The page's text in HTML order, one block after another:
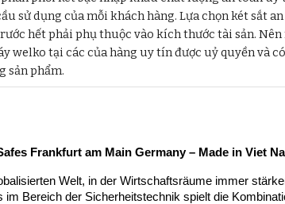
sử dụng của mỗi khách hàng. Lựa chọn két sắt
hết phải phụ thuộc vào kích thước tài sản. Nên
welko tại các của hàng uy tín được uỷ quyền và
sản phẩm.
Frankfurt am Main Germany – Made in Viet
Welt, in der Wirtschaftsräume immer
im Bereich der Sicherheitstechnik spielt die